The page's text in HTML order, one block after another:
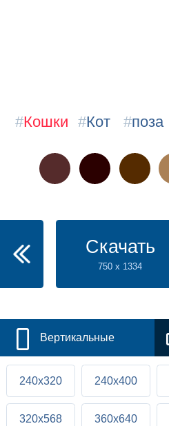
#Кошки #Кот #поза
Скачать
750 x 1334
Вертикальные
240x320 240x400
320x568 360x640